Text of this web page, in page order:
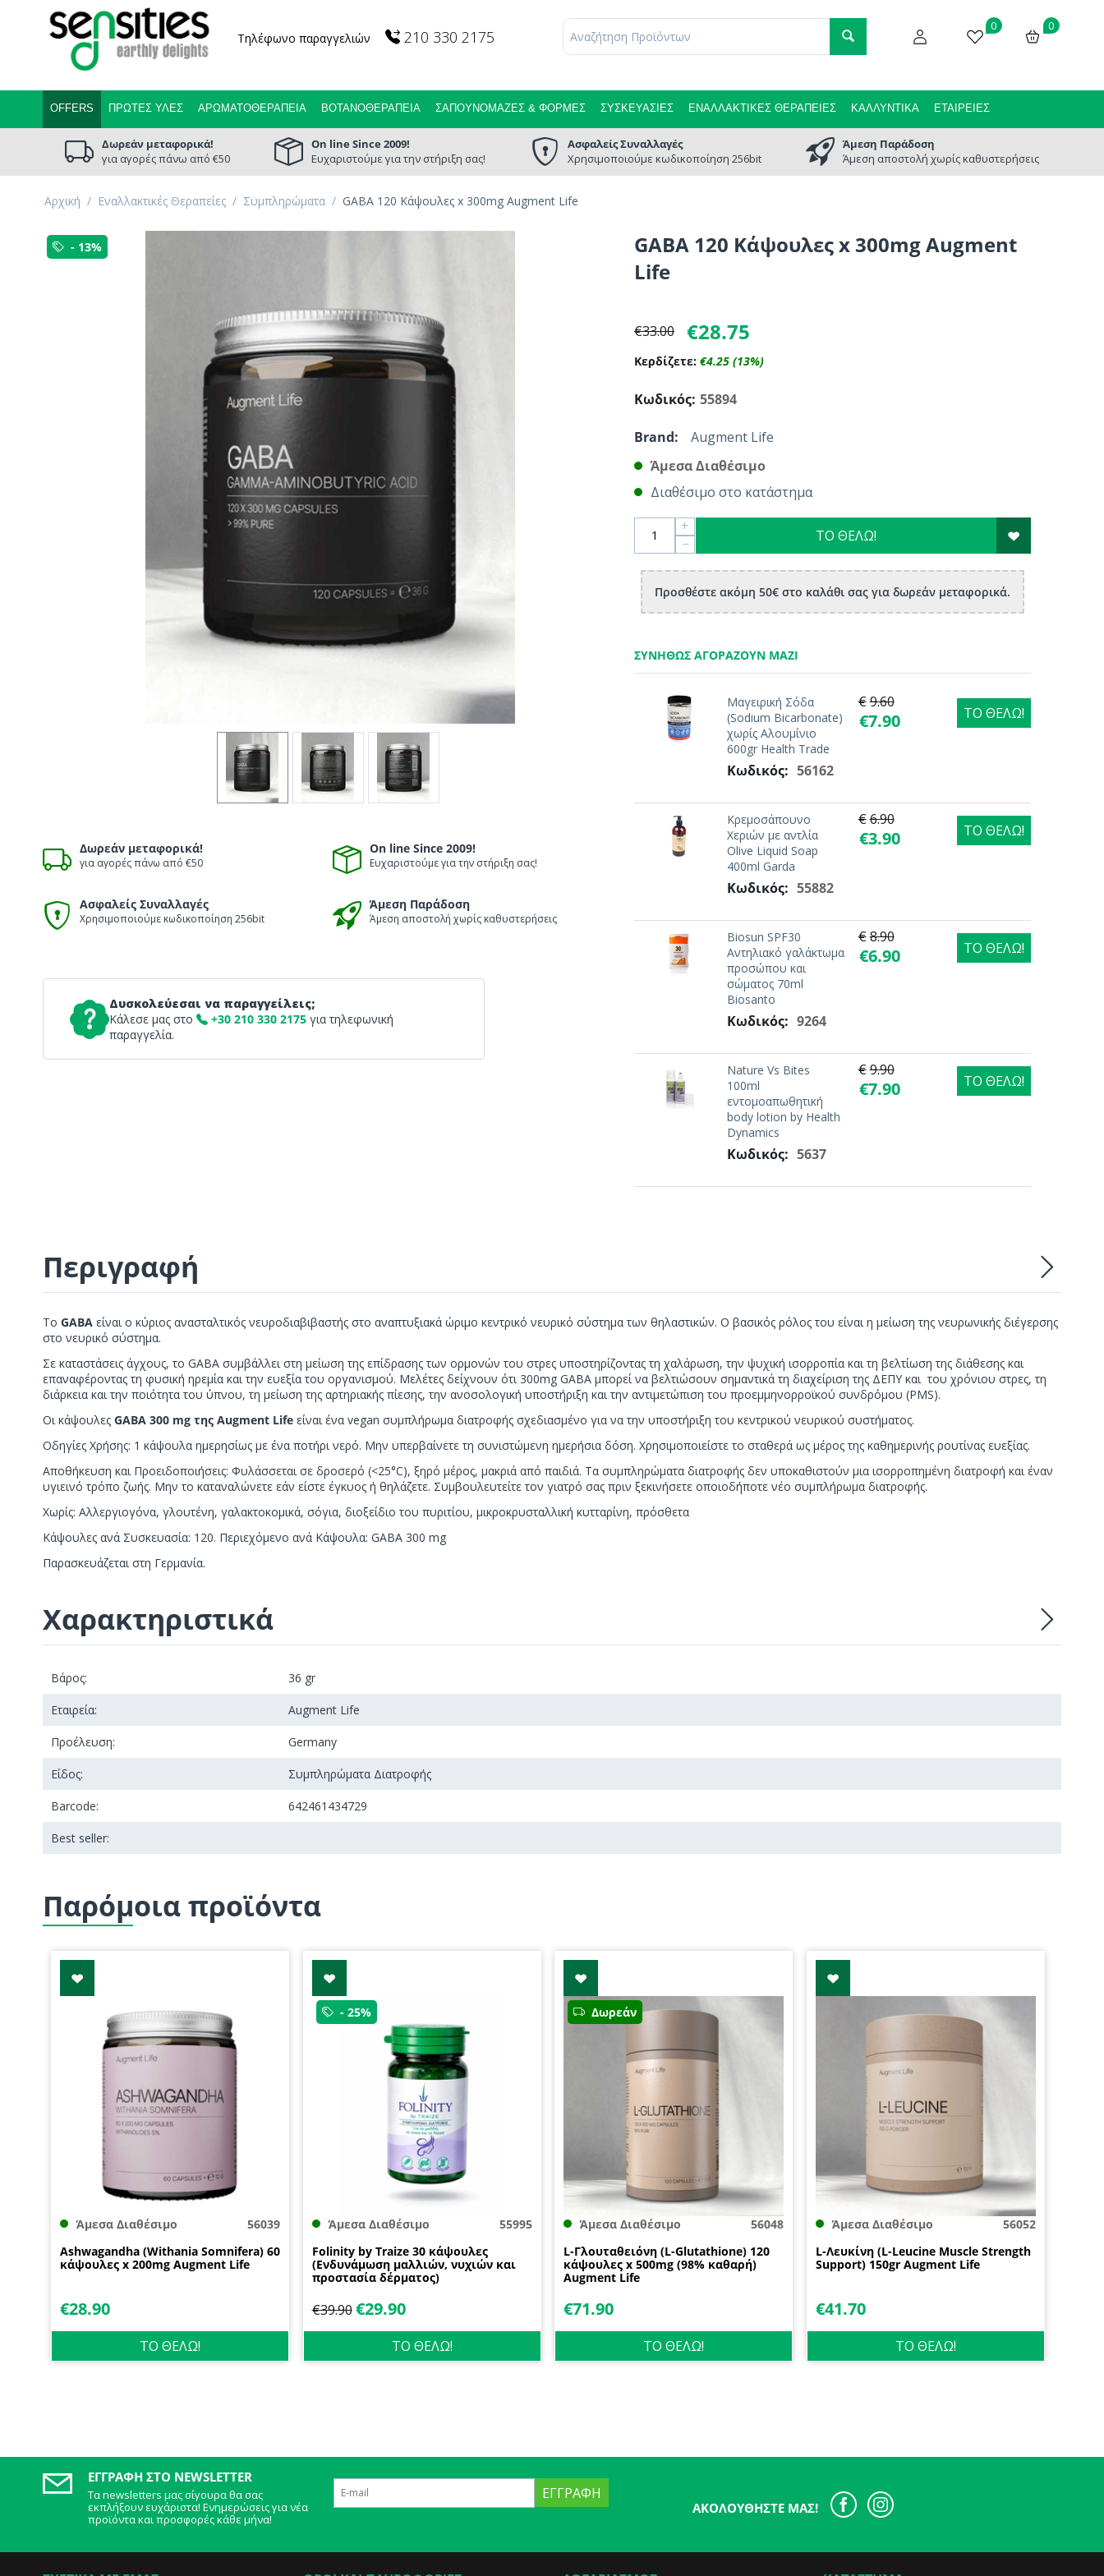
Τηλέφωνο παραγγελιών 210 330 2175
0
0
OFFERS ΠΡΏΤΕΣ ΎΛΕΣ ΑΡΩΜΑΤΟΘΕΡΑΠΕΊΑ ΒΟΤΑΝΟΘΕΡΑΠΕΊΑ ΣΑΠΟΥΝΌΜΑΖΕΣ & ΦΌΡΜΕΣ ΣΥΣΚΕΥΑΣΊΕΣ ΕΝΑΛΛΑΚΤΙΚΈΣ ΘΕΡΑΠΕΊΕΣ ΚΑΛΛΥΝΤΙΚΆ ΕΤΑΙΡΕΊΕΣ
Δωρεάν μεταφορικά!
για αγορές πάνω από €50
On line Since 2009!
Ευχαριστούμε για την στήριξη σας!
Ασφαλείς Συναλλαγές
Χρησιμοποιούμε κωδικοποίηση 256bit
Άμεση Παράδοση
Άμεση αποστολή χωρίς καθυστερήσεις
Αρχική / Εναλλακτικές Θεραπείες / Συμπληρώματα / GABA 120 Κάψουλες x 300mg Augment Life
- 13%
Δωρεάν μεταφορικά!
για αγορές πάνω από €50
On line Since 2009!
Ευχαριστούμε για την στήριξη σας!
Ασφαλείς Συναλλαγές
Χρησιμοποιούμε κωδικοποίηση 256bit
Άμεση Παράδοση
Άμεση αποστολή χωρίς καθυστερήσεις
Δυσκολεύεσαι να παραγγείλεις;
Κάλεσε μας στο
+30 210 330 2175 για τηλεφωνική
παραγγελία.
GABA 120 Κάψουλες x 300mg Augment
Life
Brand: Augment Life
€33.00 €28.75
Κερδίζετε: €4.25 (13%)
Κωδικός: 55894
Άμεσα Διαθέσιμο
Διαθέσιμο στο κατάστημα
+
−
ΤΟ ΘΕΛΩ!
ΣΥΝΉΘΩΣ ΑΓΟΡΆΖΟΥΝ ΜΑΖΊ
Μαγειρική Σόδα
(Sodium Bicarbonate)
χωρίς Αλουμίνιο
600gr Health Trade
Κωδικός: 56162
€9.60
€7.90 ΤΟ ΘΕΛΩ!
Κρεμοσάπουνο
Χεριών με αντλία
Olive Liquid Soap
400ml Garda
Κωδικός: 55882
€6.90
€3.90 ΤΟ ΘΕΛΩ!
Biosun SPF30
Αντηλιακό γαλάκτωμα
προσώπου και
σώματος 70ml
Biosanto
Κωδικός: 9264
€8.90
€6.90 ΤΟ ΘΕΛΩ!
Nature Vs Bites
100ml
εντομοαπωθητική
body lotion by Health
Dynamics
Κωδικός: 5637
€9.90
€7.90 ΤΟ ΘΕΛΩ!
Προσθέστε ακόμη 50€ στο καλάθι σας για δωρεάν μεταφορικά.
Περιγραφή
Το GABA είναι ο κύριος ανασταλτικός νευροδιαβιβαστής στο αναπτυξιακά ώριμο κεντρικό νευρικό σύστημα των θηλαστικών. Ο βασικός ρόλος του είναι η μείωση της νευρωνικής διέγερσης
στο νευρικό σύστημα.
Σε καταστάσεις άγχους, το GABA συμβάλλει στη μείωση της επίδρασης των ορμονών του στρες υποστηρίζοντας τη χαλάρωση, την ψυχική ισορροπία και τη βελτίωση της διάθεσης και
επαναφέροντας τη φυσική ηρεμία και την ευεξία του οργανισμού. Μελέτες δείχνουν ότι 300mg GABA μπορεί να βελτιώσουν σημαντικά τη διαχείριση της ΔΕΠΥ και του χρόνιου στρες, τη
διάρκεια και την ποιότητα του ύπνου, τη μείωση της αρτηριακής πίεσης, την ανοσολογική υποστήριξη και την αντιμετώπιση του προεμμηνορροϊκού συνδρόμου (PMS).
Οι κάψουλες GABA 300 mg της Augment Life είναι ένα vegan συμπλήρωμα διατροφής σχεδιασμένο για να την υποστήριξη του κεντρικού νευρικού συστήματος.
Οδηγίες Χρήσης: 1 κάψουλα ημερησίως με ένα ποτήρι νερό. Μην υπερβαίνετε τη συνιστώμενη ημερήσια δόση. Χρησιμοποιείστε το σταθερά ως μέρος της καθημερινής ρουτίνας ευεξίας.
Αποθήκευση και Προειδοποιήσεις: Φυλάσσεται σε δροσερό (<25°C), ξηρό μέρος, μακριά από παιδιά. Τα συμπληρώματα διατροφής δεν υποκαθιστούν μια ισορροπημένη διατροφή και έναν
υγιεινό τρόπο ζωής. Μην το καταναλώνετε εάν είστε έγκυος ή θηλάζετε. Συμβουλευτείτε τον γιατρό σας πριν ξεκινήσετε οποιοδήποτε νέο συμπλήρωμα διατροφής.
Χωρίς: Αλλεργιογόνα, γλουτένη, γαλακτοκομικά, σόγια, διοξείδιο του πυριτίου, μικροκρυσταλλική κυτταρίνη, πρόσθετα
Κάψουλες ανά Συσκευασία: 120. Περιεχόμενο ανά Κάψουλα: GABA 300 mg
Παρασκευάζεται στη Γερμανία.
Χαρακτηριστικά
Βάρος: 36 gr
Εταιρεία: Augment Life
Προέλευση: Germany
Είδος: Συμπληρώματα Διατροφής
Barcode: 642461434729
Best seller:
Παρόμοια προϊόντα
Άμεσα Διαθέσιμο
56039
Ashwagandha (Withania Somnifera) 60
κάψουλες x 200mg Augment Life
€28.90
ΤΟ ΘΕΛΩ!
- 25%
Άμεσα Διαθέσιμο
55995
Folinity by Traize 30 κάψουλες
(Ενδυνάμωση μαλλιών, νυχιών και
προστασία δέρματος)
€39.90 €29.90
ΤΟ ΘΕΛΩ!
Δωρεάν
Άμεσα Διαθέσιμο
56048
L-Γλουταθειόνη (L-Glutathione) 120
κάψουλες x 500mg (98% καθαρή)
Augment Life
€71.90
ΤΟ ΘΕΛΩ!
Άμεσα Διαθέσιμο
56052
L-Λευκίνη (L-Leucine Muscle Strength
Support) 150gr Augment Life
€41.70
ΤΟ ΘΕΛΩ!
ΕΓΓΡΑΦΉ ΣΤΟ NEWSLETTER
Τα newsletters μας σίγουρα θα σας
εκπλήξουν ευχάριστα! Ενημερώσεις για νέα
προϊόντα και προσφορές κάθε μήνα!
ΕΓΓΡΑΦΉ
ΑΚΟΛΟΥΘΉΣΤΕ ΜΑΣ!